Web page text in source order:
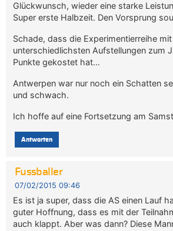
Glückwunsch, wieder eine starke
Super erste Halbzeit. Den Vorsprung
Schade, dass die Experimentierreihe mit
unterschiedlichsten Aufstellungen zum
Punkte gekostet hat…
Antwerpen war nur noch ein Schatten
und schwach.
Ich hoffe auf eine Fortsetzung am
Antworten
Fussballer
07/02/2015 09:46
Es ist ja super, dass die AS einen Lauf
guter Hoffnung, dass es mit der
auch klappt. Aber was dann? Diese